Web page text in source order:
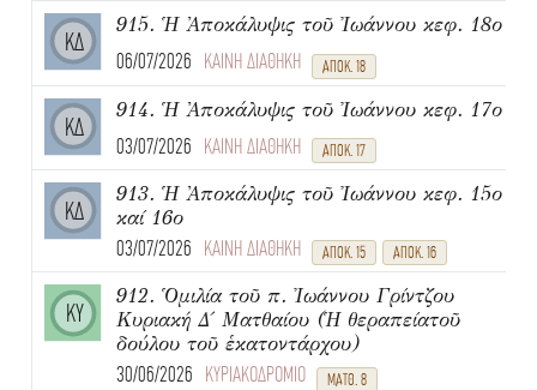
ΚΔ
915. Ἡ Ἀποκάλυψις τοῦ Ἰωάννου κεφ. 18ο
06/07/2026 ΚΑΙΝΗ ΔΙΑΘΗΚΗ ΑΠΟΚ. 18
ΚΔ
914. Ἡ Ἀποκάλυψις τοῦ Ἰωάννου κεφ. 17ο
03/07/2026 ΚΑΙΝΗ ΔΙΑΘΗΚΗ ΑΠΟΚ. 17
ΚΔ
913. Ἡ Ἀποκάλυψις τοῦ Ἰωάννου κεφ. 15ο
καί 16ο
03/07/2026 ΚΑΙΝΗ ΔΙΑΘΗΚΗ ΑΠΟΚ. 15 ΑΠΟΚ. 16
ΚΥ
912. Ὁμιλία τοῦ π. Ἰωάννου Γρίντζου
Κυριακή Δ΄ Ματθαίου (Ἡ θεραπείατοῦ
δούλου τοῦ ἑκατοντάρχου)
30/06/2026 ΚΥΡΙΑΚΟΔΡΟΜΙΟ ΜΑΤΘ. 8